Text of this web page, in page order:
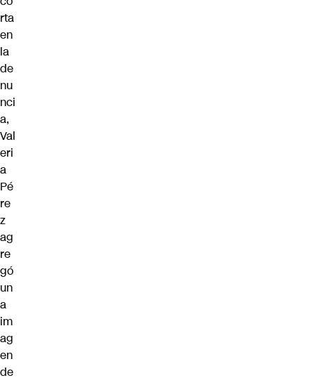
rta
en
la
de
nu
nci
a,
Val
eri
a
Pé
re
z
ag
re
gó
un
a
im
ag
en
de